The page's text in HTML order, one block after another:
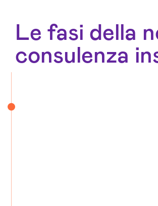
Le fasi della
consulenza